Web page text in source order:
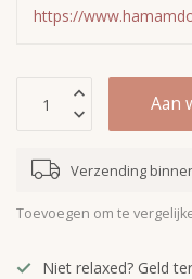
https://
Aan
Verzending
Toevoegen om te
Niet relaxed? Geld